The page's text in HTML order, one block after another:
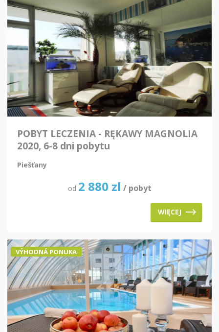
POBYT LECZENIA - RĘKAWY MAGNOLIA
2020, 6-8 dni pobytu
Piešťany
od 2 880 zl / pobyt
WIĘCEJ
VÝHODNÁ PONUKA